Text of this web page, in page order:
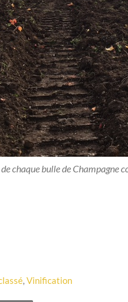
de chaque bulle de Champagne
,Vinification